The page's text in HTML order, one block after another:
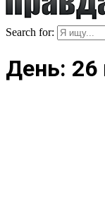
Search for:
День: 26